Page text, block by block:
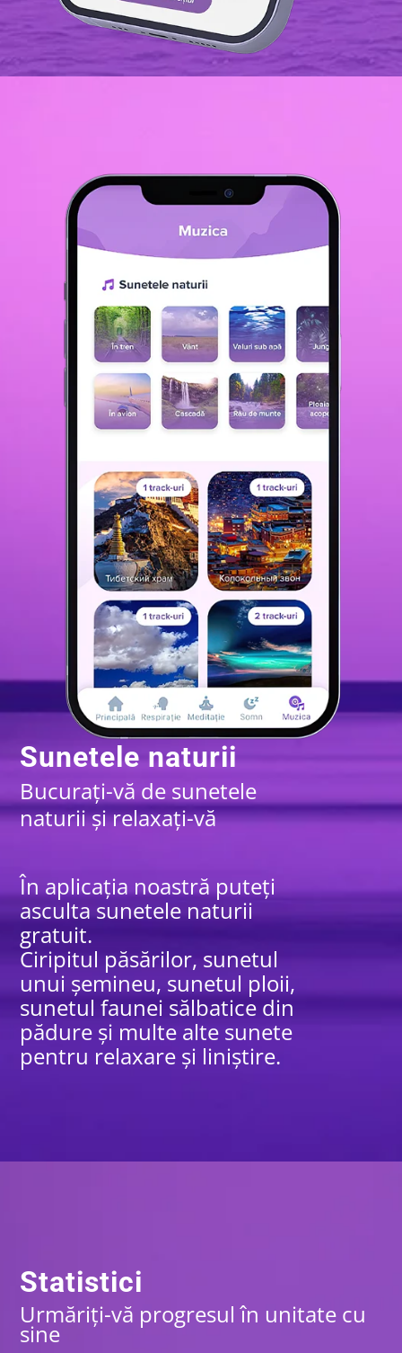
Sunetele naturii
Bucurați-vă de sunetele
naturii și relaxați-vă
În aplicația noastră puteți
asculta sunetele naturii
gratuit.
Ciripitul păsărilor, sunetul
unui șemineu, sunetul ploii,
sunetul faunei sălbatice din
pădure și multe alte sunete
pentru relaxare și liniștire.
Statistici
Urmăriți-vă progresulîn unitate cu
sine